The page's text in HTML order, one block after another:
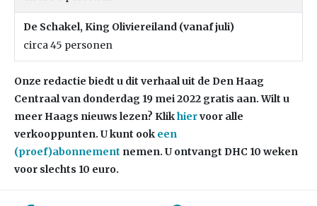
De Schakel, King Oliviereiland (vanaf juli)
circa 45 personen
Onze redactie biedt u dit verhaal uit de Den Haag
Centraal van donderdag 19 mei 2022 gratis aan. Wilt u
meer Haags nieuws lezen? Klikhiervoor alle
verkooppunten. U kunt ook een
(proef)abonnement nemen. U ontvangt DHC 10 weken
voor slechts 10 euro.